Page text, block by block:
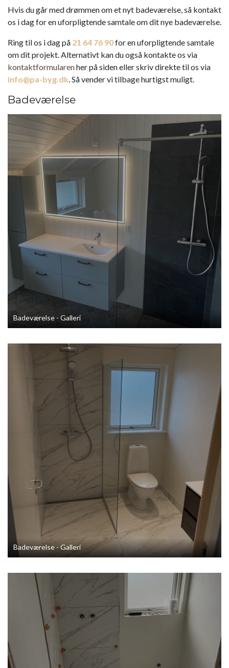
Hvis du går med drømmen om et nyt badeværelse, så kontakt
os i dag for en uforpligtende samtale om dit nye badeværelse.
Ring til os i dag på 21 64 76 90for en uforpligtende samtale
om dit projekt. Alternativt kan du også kontakte os via
kontaktformularenher på siden eller skriv direkte til os via
info@pa-byg.dk. Så vender vi tilbage hurtigst muligt.
Badeværelse
Badeværelse - Galleri
Badeværelse - Galleri